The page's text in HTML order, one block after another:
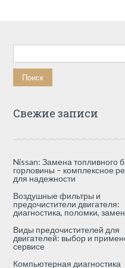
Найти:
Свежие записи
Nissan: Замена топливного
горловины – комплексное
для надежности
Воздушные фильтры и
предочистители двигателя:
диагностика, поломки,
Виды предочистителей для
двигателей: выбор и
сервисе
Компьютерная диагностика